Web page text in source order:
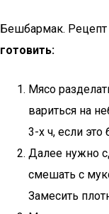
Бешбармак. Рецепт
готовить:
Мясо
вариться на
3-х ч, если
Далее нужно
смешать с
Замесить